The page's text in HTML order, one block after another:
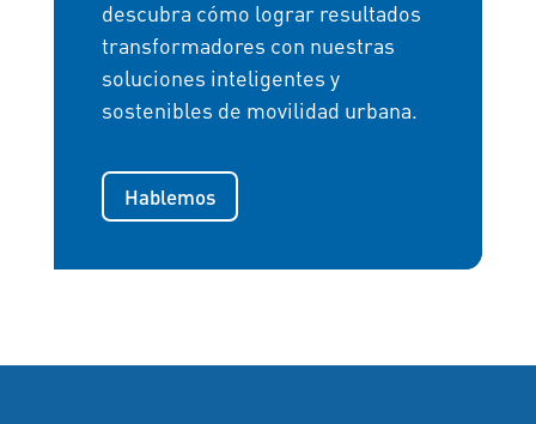
descubra cómo lograr resultados
transformadores con nuestras
soluciones inteligentes y
sostenibles de movilidad urbana.
Hablemos